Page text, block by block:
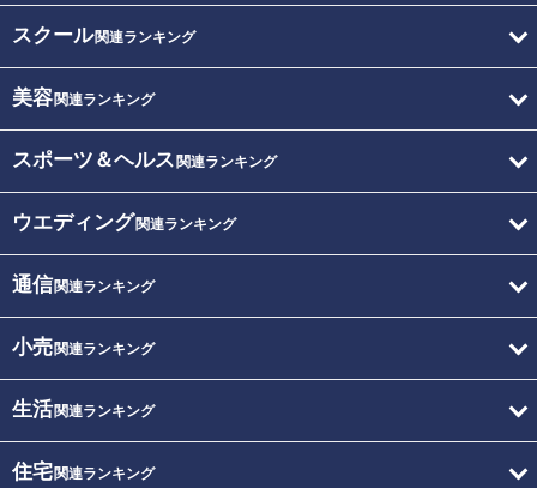
スクール関連ランキング
美容関連ランキング
スポーツ＆ヘルス 関連ランキング
ウエディング関連ランキング
通信関連ランキング
小売関連ランキング
生活関連ランキング
住宅関連ランキング